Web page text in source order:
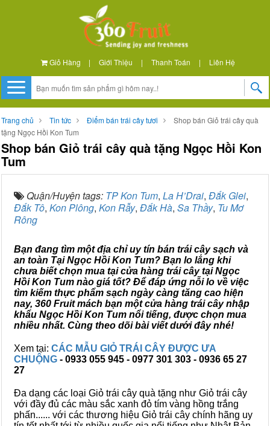
Giỏ Hàng | Giới Thiệu | Thanh Toán | Liên Hệ
Trang chủ Tin tức Điểm bán trái cây tươi
Shop bán Giỏ trái cây quà
tặng Ngọc Hồi Kon Tum
Shop bán Giỏ trái cây quà tặng Ngọc Hồi Kon
Tum
Quận/Huyện tags: TP Kon Tum, La H’Drai, Đắk Glei,
Đắk Tô, Kon Plông, Kon Rẫy, Đắk Hà, Sa Thầy, Tu Mơ
Rông
Bạn đang tìm một địa chỉ uy tín bán trái cây sạch và
an toàn Tại Ngọc Hồi Kon Tum? Bạn lo lắng khi
chưa biết chọn mua tại cửa hàng trái cây tại Ngọc
Hồi Kon Tum nào giá tốt? Để đáp ứng nỗi lo về việc
tìm kiếm thực phẩm sạch ngày càng tăng cao hiện
nay, 360 Fruit mách bạn một cửa hàng trái cây nhập
khẩu Ngọc Hồi Kon Tum nổi tiếng, được chọn mua
nhiều nhất. Cùng theo dõi bài viết dưới đây nhé!
Xem tại: CÁC MẪU GIỎ TRÁI CÂY ĐƯỢC ƯA
CHUỘNG - 0933 055 945 - 0977 301 303 - 0936 65 27
27
Đa dạng các loại Giỏ trái cây quà tặng như Giỏ trái cây
với đầy đủ các màu sắc xanh đỏ tím vàng hồng trắng
phấn...... với các thương hiệu Giỏ trái cây chính hãng uy